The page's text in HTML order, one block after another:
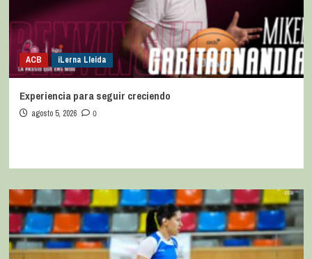
ACB iLerna Lleida
Experiencia para seguir creciendo
agosto 5, 2026 0